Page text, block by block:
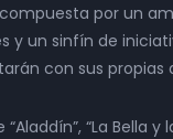
por un
y un sinfín de
con sus propias
“La Bella y